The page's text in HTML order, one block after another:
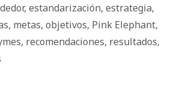
, estandarización, estrategia,
, metas, objetivos, Pink Elephant,
, recomendaciones, resultados,